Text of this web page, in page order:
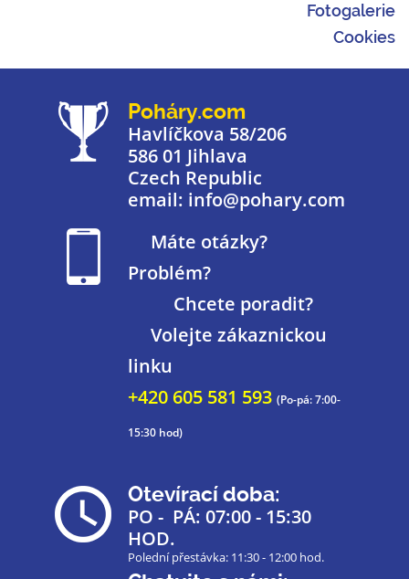
Fotogalerie
Cookies
Poháry.com
Havlíčkova 58/206
586 01 Jihlava
Czech Republic
email: info@pohary.com
Máte otázky?
Problém?
Chcete poradit?
Volejte zákaznickou
linku
+420 605 581 593 (Po-pá: 7:00-
15:30 hod)
Otevírací doba:
PO - PÁ: 07:00 - 15:30
HOD.
Polední přestávka: 11:30 - 12:00 hod.